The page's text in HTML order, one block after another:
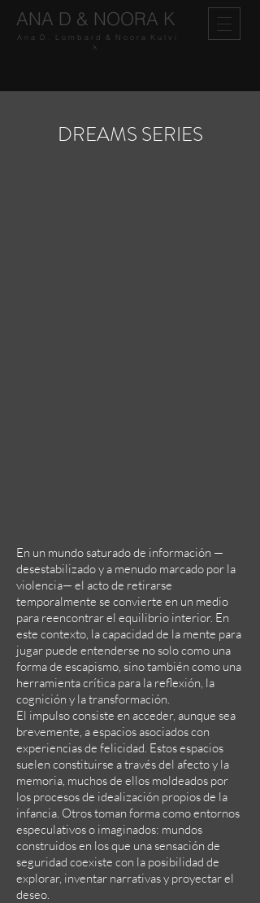
ANA D & NOORA K
A n a D . L o m b a r d & N o o r a K u l v i
k
DREAMS SERIES
En un mundo saturado de información —
desestabilizado y a menudo marcado por la
violencia— el acto de retirarse
temporalmente se convierte en un medio
para reencontrar el equilibrio interior. En
este contexto, la capacidad de la mente para
jugar puede entenderse no solo como una
forma de escapismo, sino también como una
herramienta crítica para la reflexión, la
cognición y la transformación.
El impulso consiste en acceder, aunque sea
brevemente, a espacios asociados con
experiencias de felicidad. Estos espacios
suelen constituirse a través del afecto y la
memoria, muchos de ellos moldeados por
los procesos de idealización propios de la
infancia. Otros toman forma como entornos
especulativos o imaginados: mundos
construidos en los que una sensación de
seguridad coexiste con la posibilidad de
explorar, inventar narrativas y proyectar el
deseo.